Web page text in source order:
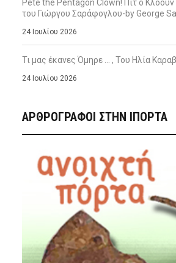
Pete the Pentagon Clown! Πιτ ο
του Γιώργου Σαράφογλου-by George
24 Ιουλίου 2026
Τι μας έκανες Όμηρε … , Του Ηλία
24 Ιουλίου 2026
ΑΡΘΡΟΓΡΑΦΟΙ ΣΤΗΝ IΠΟΡΤΑ